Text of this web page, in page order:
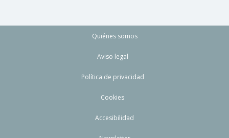
Quiénes somos
Aviso legal
Política de privacidad
Cookies
Accesibilidad